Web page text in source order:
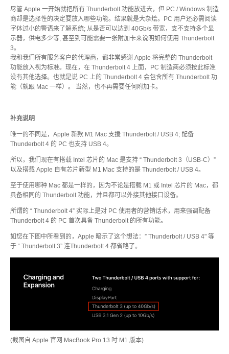
软件 App
使用手冊
常见问题
ICNS 小图示下载
活动花絮
Thunderbolt
储存装置
尽管 Apple 一开始就把所有 Thunderbolt 功能放进去，但 PC / Windows 制造
商却是选择性的决定要放入哪些功能。结果就是大杂烩。PC 用户还必需阅读
字体过小的警语来了解系统; 从是否可以达到 40Gb/s 带宽，支不支持多个显
示器，供电多少等, 甚至到可能需要一张附加卡来说明如何使用 Thunderbolt
3。
我和我们所有服务客户的代理商，都非常感谢 Apple 将完整的 Thunderbolt
功能放入视为标准。现在，在 Thunderbolt 4 上面，PC 制造商必须按此标准
没有其他选择。也就是说 PC 上的 Thunderbolt 4 会包含所有 Thunderbolt 功
能（就跟 Mac 一样）。 当然，也不再需要任何附加卡。
补充说明
唯一的不同是，Apple 新款 M1 Mac 支援 Thunderbolt / USB 4; 配备
Thunderbolt 4 的 PC 也支持 USB 4。
所以，我们现在有搭载 Intel 芯片的 Mac 是支持 “ Thunderbolt 3（USB-C）”
以及搭载 Apple 自有芯片新型 M1 Mac 支持的是 Thunderbolt / USB 4。
至于使用哪种 Mac 都是一样的，因为不论是搭载 M1 或 Intel 芯片的 Mac，都
具备相同的 Thunderbolt 功能，并且都可以外接其他接口设备。
所谓的 “ Thunderbolt 4” 实际上是对 PC 使用者的营销话术，用来强调配备
Thunderbolt 4 的 PC 首次具备 Thunderbolt 的所有功能。
如您在下图中所看到的，Apple 暗示了这个想法：” Thunderbolt / USB 4" 等
于 “ Thunderbolt 3” 连Thunderbolt 4 都省略了。
(截图自 Apple 官网 MacBook Pro 13 吋 M1 版本)